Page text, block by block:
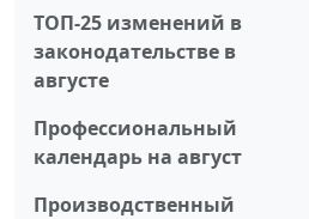
ТОП-25 изменений в
законодательстве в
августе
Профессиональный
календарь на август
Производственный